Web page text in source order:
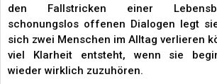
den Fallstricken einer
schonungslos offenen Dialogen legt
sich zwei Menschen im Alltag verlieren
viel Klarheit entsteht, wenn sie
wieder wirklich zuzuhören.